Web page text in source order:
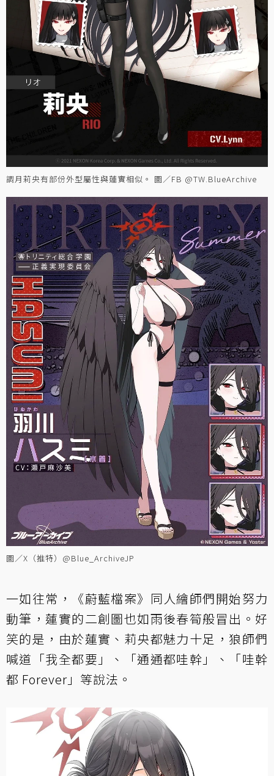
調月莉央有部份外型屬性與蓮實相似。 圖／FB @TW.BlueArchive
圖／X（推特）@Blue_ArchiveJP
一如往常，《蔚藍檔案》同人繪師們開始努力
動筆，蓮實的二創圖也如雨後春筍般冒出。好
笑的是，由於蓮實、莉央都魅力十足，狼師們
喊道「我全都要」、「通通都哇幹」、「哇幹
都 Forever」等說法。